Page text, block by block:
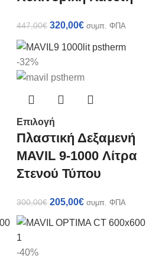
447,00€ 320,00€ συμπ. ΦΠΑ
-32%
Επιλογή
Πλαστική Δεξαμενή
MAVIL 9-1000 Λίτρα
Στενού Τύπου
300,00€ 205,00€ συμπ. ΦΠΑ
-40%